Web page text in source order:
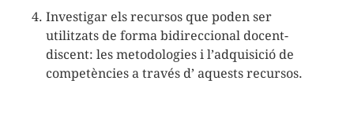
Investigar els recursos que poden ser
utilitzats de forma bidireccional docent-
discent: les metodologies i l’adquisició de
competències a través d’ aquests recursos.